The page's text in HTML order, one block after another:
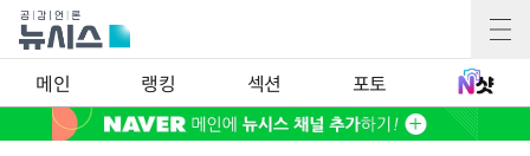
메인 랭킹 섹션 포토